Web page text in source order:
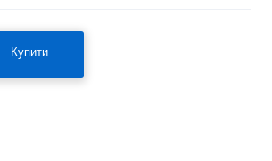
Купити